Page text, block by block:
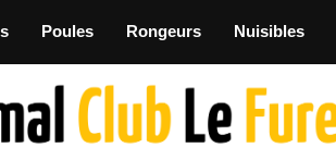
Poules Rongeurs Nuisibles